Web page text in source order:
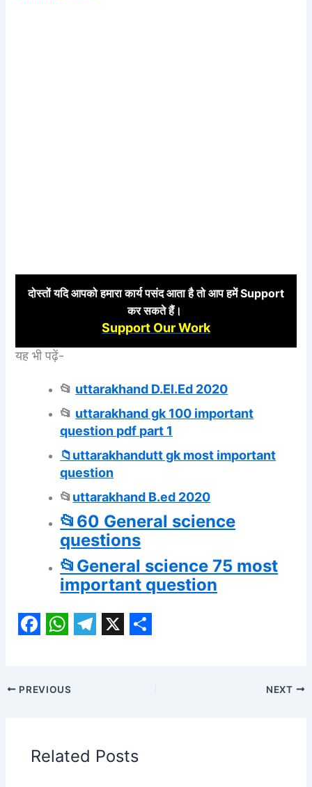
दोस्तोंयदि आपको हमारा कार्य पसंद आता है तो आप हमें Support
करसकते हैं।
Support Our Work
यह भी पढ़ें-
📂 uttarakhand D.El.Ed 2020
📂 uttarakhand gk 100 important
question pdf part 1
📁uttarakhandutt gk most important
question
📂uttarakhand B.ed 2020
📂60 General science
questions
📂General science 75 most
important question
c a
A r
PREVIOUS NEXT
Related Posts